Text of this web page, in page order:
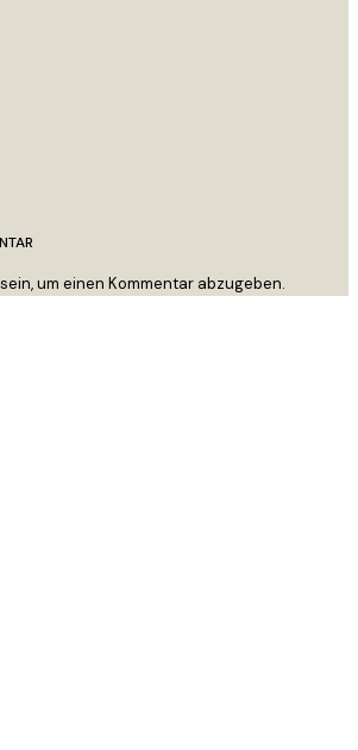
sein, um einen Kommentar abzugeben.